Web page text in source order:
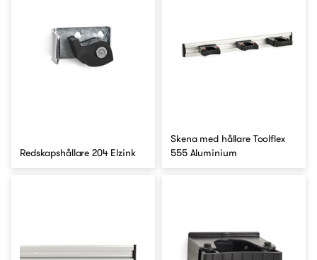
Redskapshållare 204 Elzink
Skena med hållare Toolflex
555 Aluminium